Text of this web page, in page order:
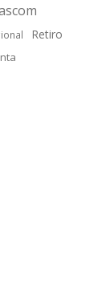
Retiro